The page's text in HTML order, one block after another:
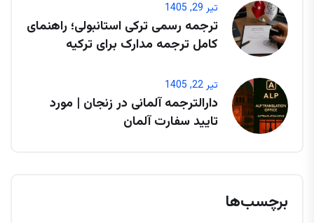
تیر 29, 1405
ترجمه رسمی ترکی استانبولی؛ راهنمای
کامل ترجمه مدارک برای ترکیه
تیر 22, 1405
دارالترجمه آلمانی در زنجان | مورد
تایید سفارت آلمان
برچسب‌ها